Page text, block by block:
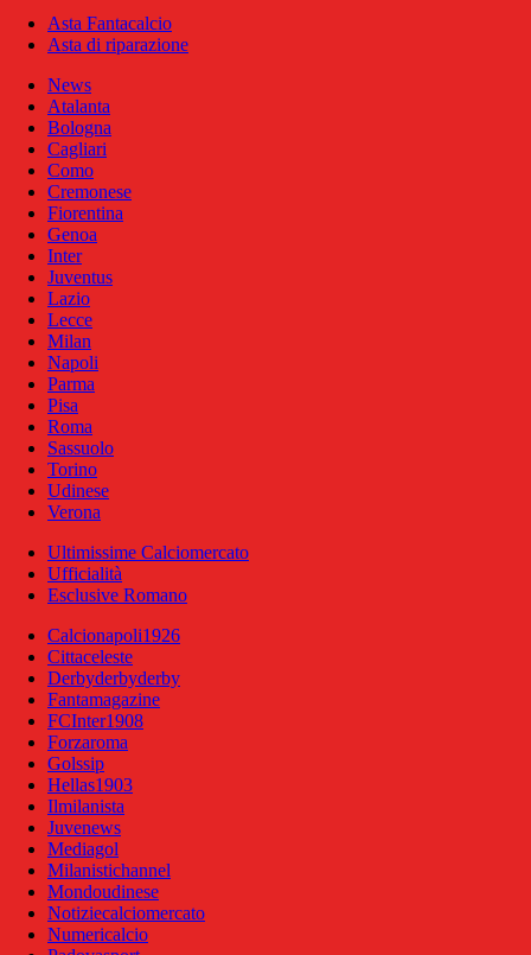
Asta Fantacalcio
Asta di riparazione
News
Atalanta
Bologna
Cagliari
Como
Cremonese
Fiorentina
Genoa
Inter
Juventus
Lazio
Lecce
Milan
Napoli
Parma
Pisa
Roma
Sassuolo
Torino
Udinese
Verona
Ultimissime Calciomercato
Ufficialità
Esclusive Romano
Calcionapoli1926
Cittaceleste
Derbyderbyderby
Fantamagazine
FCInter1908
Forzaroma
Golssip
Hellas1903
Ilmilanista
Juvenews
Mediagol
Milanistichannel
Mondoudinese
Notiziecalciomercato
Numericalcio